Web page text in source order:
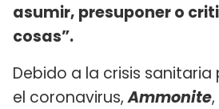
asumir, presuponer o
cosas”.
Debido a la crisis
el coronavirus,Ammonite